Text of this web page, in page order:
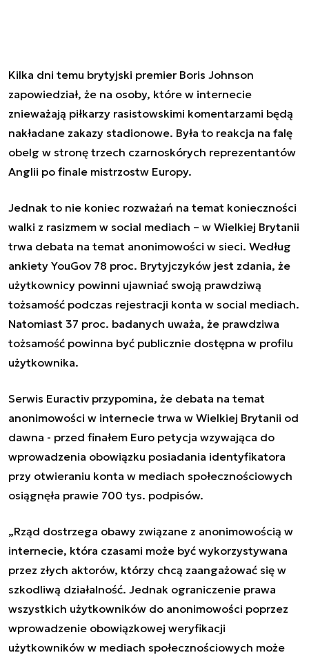
Kilka dni temu brytyjski premier Boris Johnson
zapowiedział, że na osoby, które w internecie
znieważają piłkarzy rasistowskimi komentarzami będą
nakładane zakazy stadionowe. Była to reakcja na falę
obelg w stronę trzech czarnoskórych reprezentantów
Anglii po finale mistrzostw Europy.
Jednak to nie koniec rozważań na temat konieczności
walki z rasizmem w social mediach – w Wielkiej Brytanii
trwa debata na temat anonimowości w sieci. Według
ankiety YouGov 78 proc. Brytyjczyków jest zdania, że
użytkownicy powinni ujawniać swoją prawdziwą
tożsamość podczas rejestracji konta w social mediach.
Natomiast 37 proc. badanych uważa, że prawdziwa
tożsamość powinna być publicznie dostępna w profilu
użytkownika.
Serwis Euractiv przypomina, że debata na temat
anonimowości w internecie trwa w Wielkiej Brytanii od
dawna - przed finałem Euro petycja wzywająca do
wprowadzenia obowiązku posiadania identyfikatora
przy otwieraniu konta w mediach społecznościowych
osiągnęła prawie 700 tys. podpisów.
„Rząd dostrzega obawy związane z anonimowością w
internecie, która czasami może być wykorzystywana
przez złych aktorów, którzy chcą zaangażować się w
szkodliwą działalność. Jednak ograniczenie prawa
wszystkich użytkowników do anonimowości poprzez
wprowadzenie obowiązkowej weryfikacji
użytkowników w mediach społecznościowych może